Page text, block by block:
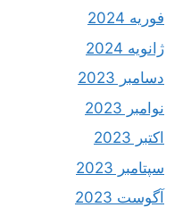
فوریه 2024
ژانویه 2024
دسامبر 2023
نوامبر 2023
اکتبر 2023
سپتامبر 2023
آگوست 2023